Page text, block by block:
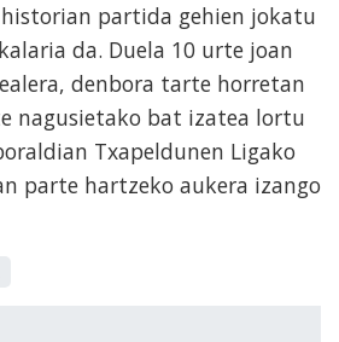
historian partida gehien jokatu
da. Duela 10 urte joan
denbora tarte horretan
nagusietako bat izatea lortu
Txapeldunen Ligako
parte hartzeko aukera izango